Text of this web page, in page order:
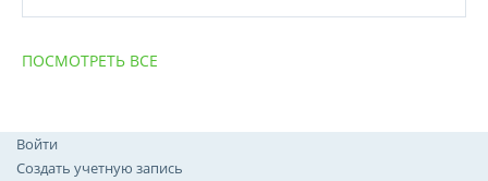
ПОСМОТРЕТЬ ВСЕ
Войти
Создать учетную запись